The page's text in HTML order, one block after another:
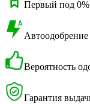
Первый под
Автоодобрение
Вероятность
Гарантия